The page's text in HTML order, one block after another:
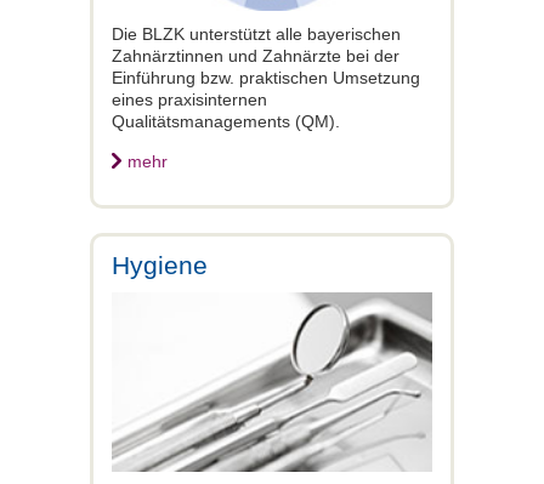
Die BLZK unterstützt alle bayerischen
Zahnärztinnen und Zahnärzte bei der
Einführung bzw. praktischen Umsetzung
eines praxisinternen
Qualitätsmanagements (QM).
mehr
Hygiene